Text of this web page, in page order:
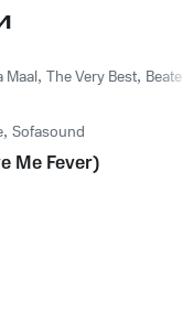
Maal, The Very Best,
, Sofasound
Me Fever)